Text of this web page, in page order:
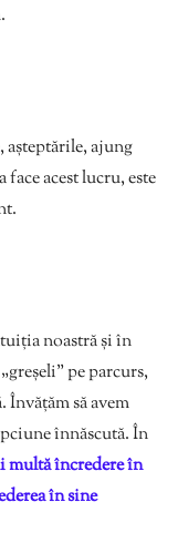
așteptările, ajung
acest lucru, este
noastră și în
pe parcurs,
Învățăm să avem
înnăscută. În
multă încredere în
în sine